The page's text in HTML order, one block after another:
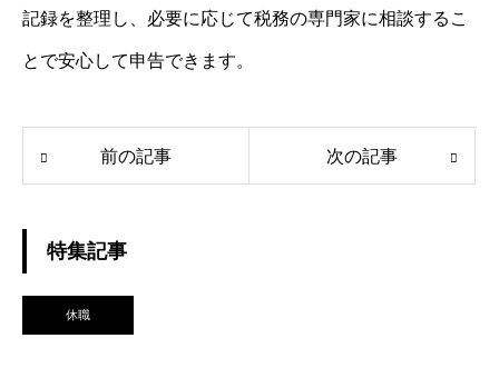
記録を整理し、必要に応じて税務の専門家に相談するこ
とで安心して申告できます。
前の記事 次の記事
特集記事
休職